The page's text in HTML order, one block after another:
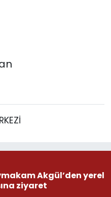
Akgül’den yerel
ziyaret